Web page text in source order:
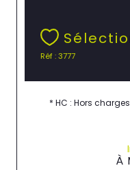
Réf : 3777
* HC : Hors charges
À